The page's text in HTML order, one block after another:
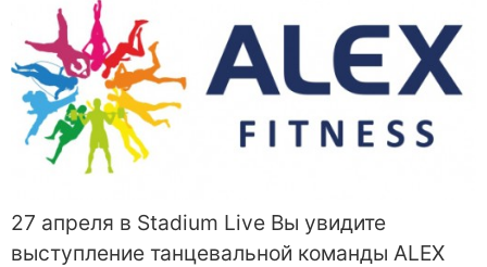
27 апреля в Stadium Live Вы увидите
выступление танцевальной команды ALEX